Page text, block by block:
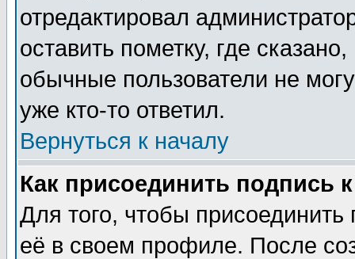
отредактировал
оставить пометку, где
обычные пользователи не
уже кто-то ответил.
Вернуться к началу
Как присоединить подпись
Для того, чтобы
её в своем профиле. После